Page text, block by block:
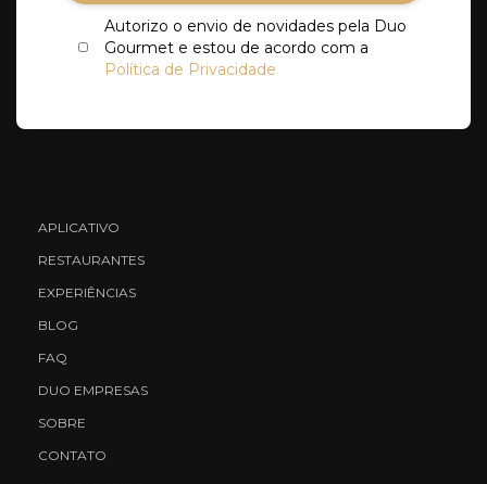
Autorizo o envio de novidades pela Duo
Gourmet e estou de acordo com a
Política de Privacidade
APLICATIVO
RESTAURANTES
EXPERIÊNCIAS
BLOG
FAQ
DUO EMPRESAS
SOBRE
CONTATO